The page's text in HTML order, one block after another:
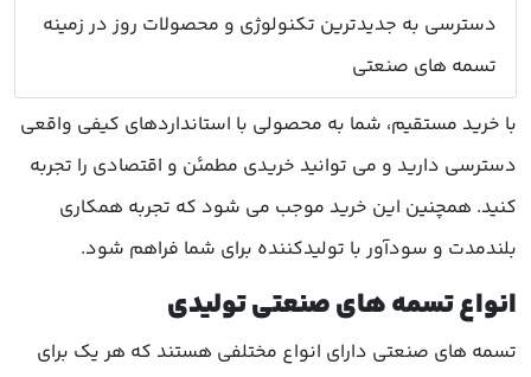
دسترسی به جدیدترین تکنولوژی و محصولات روز در زمینه
تسمه های صنعتی
با خرید مستقیم، شما به محصولی با استانداردهای کیفی واقعی
دسترسی دارید و می توانید خریدی مطمئن و اقتصادی را تجربه
کنید. همچنین این خرید موجب می شود که تجربه همکاری
بلندمدت و سودآور با تولیدکننده برای شما فراهم شود.
انواع تسمه های صنعتی تولیدی
تسمه های صنعتی دارای انواع مختلفی هستند که هر یک برای